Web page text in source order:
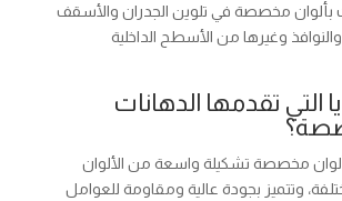
بألوان مخصصة في تلوين الجدران والأسقف
والنوافذ وغيرها من الأسطح الداخلية
التي تقدمها الدهانات
مخصصة تشكيلة واسعة من الألوان
وتتميز بجودة عالية ومقاومة للعوامل